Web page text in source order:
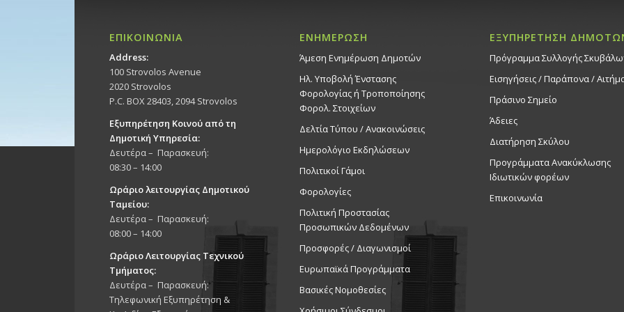
ΕΠΙΚΟΙΝΩΝΙΑ
Address:
100 Strovolos Avenue
2020 Strovolos
P.C. BOX 28403, 2094 Strovolos
Εξυπηρέτηση Κοινού από τη
Δημοτική Υπηρεσία:
Δευτέρα – Παρασκευή:
08:30 – 14:00
Ωράριο λειτουργίας Δημοτικού
Ταμείου:
Δευτέρα – Παρασκευή:
08:00 – 14:00
Ωράριο Λειτουργίας Τεχνικού
Τμήματος:
Δευτέρα – Παρασκευή:
Τηλεφωνική Εξυπηρέτηση &
ΕΝΗΜΕΡΩΣΗ
Άμεση Ενημέρωση Δημοτών
Ηλ. Υποβολή Ένστασης
Φορολογίας ή Τροποποίησης
Φορολ. Στοιχείων
Δελτία Τύπου / Ανακοινώσεις
Ημερολόγιο Εκδηλώσεων
Πολιτικοί Γάμοι
Φορολογίες
Πολιτική Προστασίας
Προσωπικών Δεδομένων
Προσφορές / Διαγωνισμοί
Ευρωπαϊκά Προγράμματα
Βασικές Νομοθεσίες
ΕΞΥΠΗΡΕΤΗΣΗ
Πρόγραμμα Συλλογής
Εισηγήσεις / Παράπονα /
Πράσινο Σημείο
Άδειες
Διατήρηση Σκύλου
Προγράμματα Ανακύκλωσης
Ιδιωτικών φορέων
Επικοινωνία